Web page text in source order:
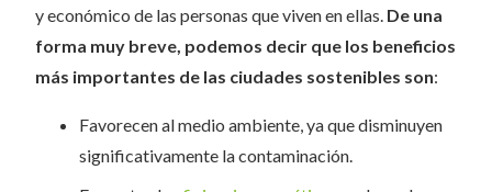
y económico de las personas que viven en ellas. De una
forma muy breve, podemos decir que los beneficios
más importantes de las ciudades sostenibles son:
Favorecen al medio ambiente, ya que disminuyen
significativamente la contaminación.